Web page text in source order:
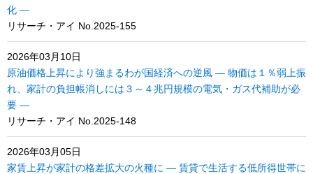
化 ―
リサーチ・アイ No.2025-155
2026年03月10日
原油価格上昇により強まるわが国経済への逆風 ― 物価は１％弱上振
れ、家計の負担帳消しには３～４兆円規模の電気・ガス代補助が必
要 ―
リサーチ・アイ No.2025-148
2026年03月05日
家賃上昇が家計の格差拡大の火種に ― 賃貸で生活する低所得世帯に